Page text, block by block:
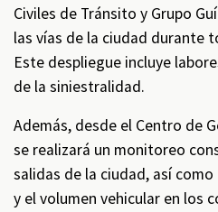
Civiles de Tránsito y Grupo
las vías de la ciudad durante
Este despliegue incluye
de la siniestralidad.
Además, desde el Centro de
se realizará un monitoreo
salidas de la ciudad, así
y el volumen vehicular en los